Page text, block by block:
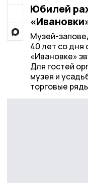
Юбилей
Музей-
40 лет со дня
«Ивановке»
Для гостей
музея и
торговые